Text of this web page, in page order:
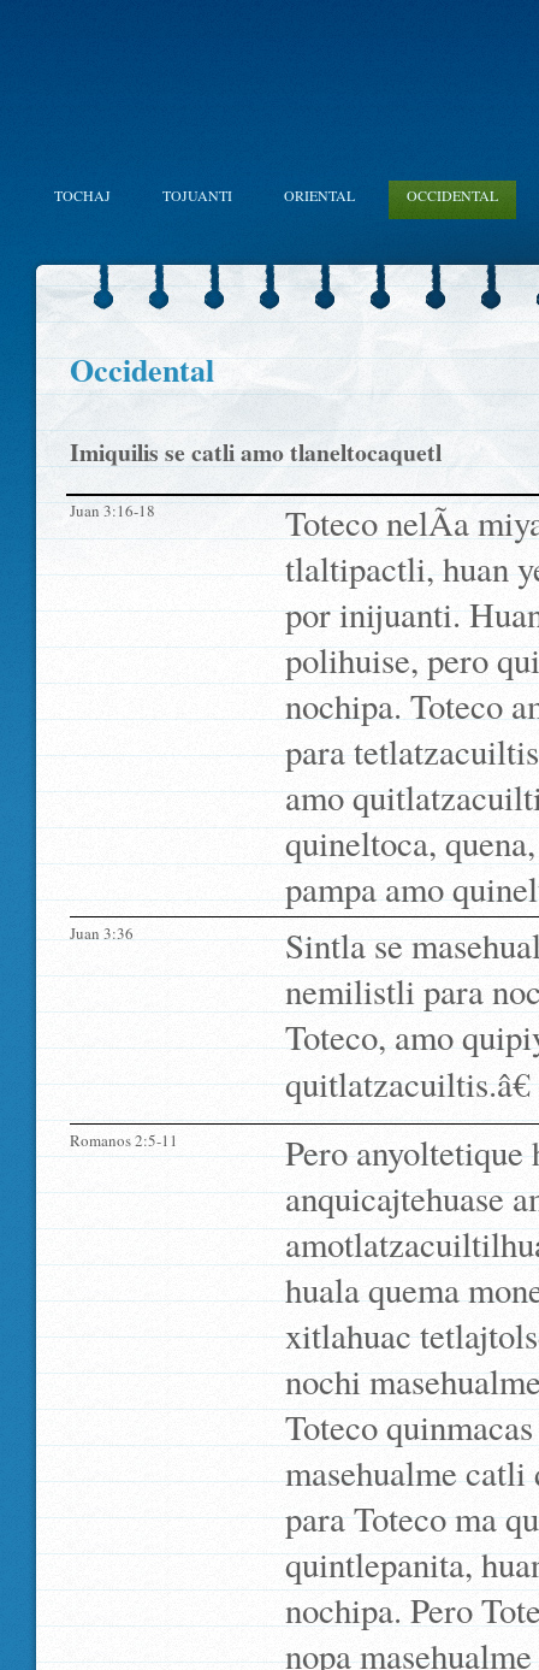
TOCHAJ TOJUANTI ORIENTAL OCCIDENTAL
Occidental
Imiquilis se catli amo tlaneltocaquetl
Juan 3:16-18
Toteco nelÃ­a
tlaltipactli, huan
por inijuanti.
polihuise, pero
nochipa. Toteco
para
amo
quineltoca,
pampa amo
Juan 3:36
Sintla se
nemilistli para
Toteco, amo
quitlatzacuiltis.â€
Romanos 2:5-11
Pero anyoltetique
anquicajtehuase
huala quema
xitlahuac
nochi
Toteco
masehualme
para Toteco ma
quintlepanita,
nochipa. Pero
nopa